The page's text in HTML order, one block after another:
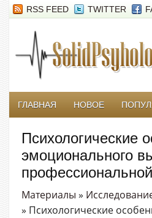
RSS FEED TWITTER
ГЛАВНАЯ НОВОЕ
Психологические
эмоционального
Материалы »
» Психологические